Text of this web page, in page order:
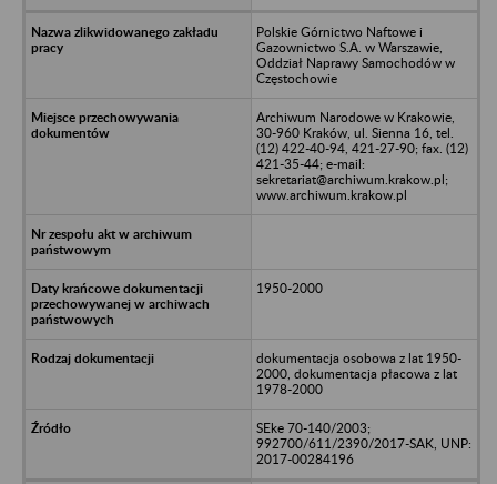
Polskie Górnictwo Naftowe i
Gazownictwo S.A. w Warszawie,
Oddział Naprawy Samochodów w
Częstochowie
Archiwum Narodowe w Krakowie,
30-960 Kraków, ul. Sienna 16, tel.
(12) 422-40-94, 421-27-90; fax. (12)
421-35-44; e-mail:
sekretariat@archiwum.krakow.pl;
www.archiwum.krakow.pl
1950-2000
dokumentacja osobowa z lat 1950-
2000, dokumentacja płacowa z lat
1978-2000
SEke 70-140/2003;
992700/611/2390/2017-SAK, UNP:
2017-00284196